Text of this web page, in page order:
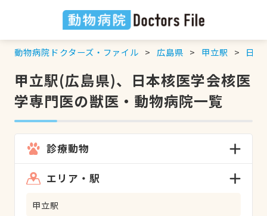
動物病院ドクターズ・ファイル 広島県 甲立駅 日本
甲立駅(広島県)、日本核医学会核医
学専門医の獣医・動物病院一覧
診療動物
エリア・駅
甲立駅